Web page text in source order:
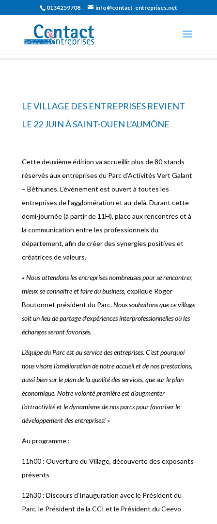
0134259708 info@contact-entreprises.net
LE VILLAGE DES ENTREPRISES REVIENT
LE 22 JUIN À SAINT-OUEN L’AUMÔNE
Cette deuxième édition va accueillir plus de 80 stands
réservés aux entreprises du Parc d’Activités Vert Galant
– Béthunes. L’événement est ouvert à toutes les
entreprises de l’agglomération et au-delà. Durant cette
demi-journée (à partir de 11H), place aux rencontres et à
la communication entre les professionnels du
département, afin de créer des synergies positives et
créatrices de valeurs.
« Nous attendons les entreprises nombreuses pour se rencontrer,
mieux se connaitre et faire du business, explique Roger
Boutonnet président du Parc.Nous souhaitons que ce village
soit un lieu de partage d’expériences interprofessionnelles où les
échanges seront favorisés.
L’équipe du Parc est au service des entreprises. C’est pourquoi
nous visons l’amélioration de notre accueil et de nos prestations,
aussi bien sur le plan de la qualité des services, que sur le plan
économique. Notre volonté première est d’augmenter
l’attractivité et le dynamisme de nos parcs pour favoriser le
développement des entreprises! »
Au programme :
11h00 : Ouverture du Village, découverte des exposants
présents
12h30 : Discours d’Inauguration avec le Président du
Parc, le Président de la CCI et le Président du Ceevo